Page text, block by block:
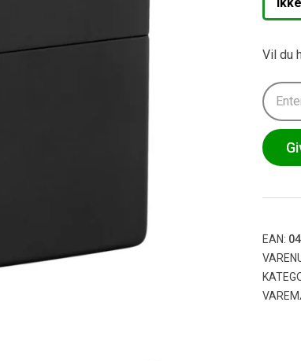
Vil du
EAN: